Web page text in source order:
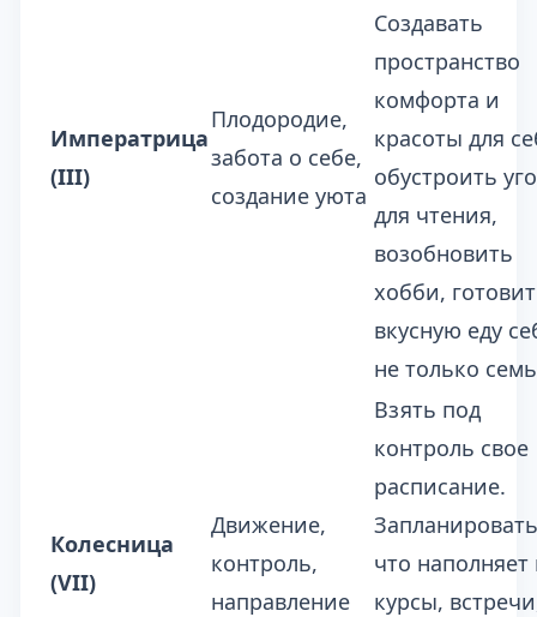
Императрица
(III)
Плодородие,
забота о себе,
создание уюта
Создавать
пространство
комфорта и
красоты для
обустроить
для чтения,
возобновить
хобби,
вкусную еду
не только
Колесница
(VII)
Движение,
контроль,
направление
Взять под
контроль свое
расписание.
что наполняет
курсы,